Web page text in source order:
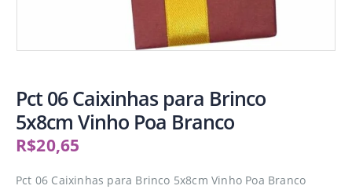
Pct 06 Caixinhas para Brinco
5x8cm Vinho Poa Branco
R$20,65
Pct 06 Caixinhas para Brinco 5x8cm Vinho Poa Branco